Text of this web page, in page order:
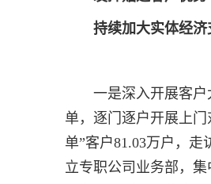
持续加大实体经济
一是深入开展客户
单，逐门逐户开展上
单”客户81.03万户，
立专职公司业务部，